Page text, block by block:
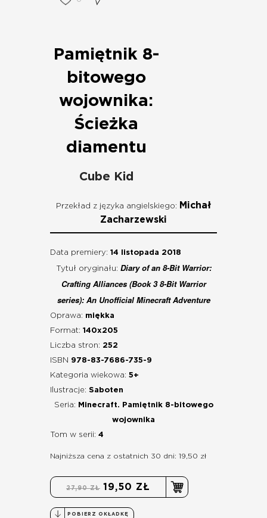
Pamiętnik 8-
bitowego
wojownika:
Ścieżka
diamentu
Cube Kid
Przekład z języka angielskiego:
Michał
Zacharzewski
Data premiery: 14 listopada 2018
Tytuł oryginału: Diary of an 8-Bit Warrior:
Crafting Alliances (Book 3 8-Bit Warrior
series): An Unofficial Minecraft Adventure
Oprawa: miękka
Format: 140x205
Liczba stron: 252
ISBN 978-83-7686-735-9
Kategoria wiekowa: 5+
Ilustracje: Saboten
Seria:
Minecraft. Pamiętnik 8-bitowego
wojownika
Tom w serii: 4
Najniższa cena z ostatnich 30 dni: 19,50 zł
27,90 ZŁ 19,50 ZŁ
POBIERZ OKŁADKĘ